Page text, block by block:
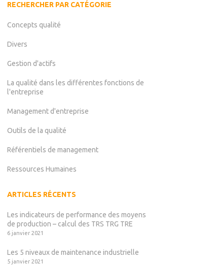
RECHERCHER PAR CATÉGORIE
Concepts qualité
Divers
Gestion d'actifs
La qualité dans les différentes fonctions de
l'entreprise
Management d'entreprise
Outils de la qualité
Référentiels de management
Ressources Humaines
ARTICLES RÉCENTS
Les indicateurs de performance des moyens
de production – calcul des TRS TRG TRE
6 janvier 2021
Les 5 niveaux de maintenance industrielle
5 janvier 2021